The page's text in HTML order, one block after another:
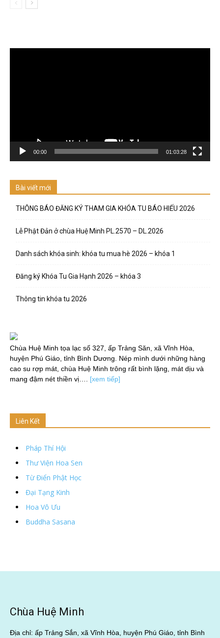
00:00 01:03:28
Bài viết mới
THÔNG BÁO ĐĂNG KÝ THAM GIA KHÓA TU BÁO HIẾU 2026
Lễ Phật Đản ở chùa Huệ Minh PL.2570 – DL.2026
Danh sách khóa sinh: khóa tu mua hè 2026 – khóa 1
Đăng ký Khóa Tu Gia Hạnh 2026 – khóa 3
Thông tin khóa tu 2026
Chùa Huệ Minh tọa lạc số 327, ấp Trảng Săn, xã Vĩnh Hòa,
huyện Phú Giáo, tỉnh Bình Dương. Nép mình dưới những hàng
cao su rợp mát, chùa Huệ Minh trông rất bình lặng, mát dịu và
mang đậm nét thiền vị…. [xem tiếp]
Liên Kết
Pháp Thí Hội
Thư Viện Hoa Sen
Từ Điển Phật Học
Đại Tạng Kinh
Hoa Vô Ưu
Buddha Sasana
Chùa Huệ Minh
Địa chỉ: ấp Trảng Sắn, xã Vĩnh Hòa, huyện Phú Giáo, tỉnh Bình